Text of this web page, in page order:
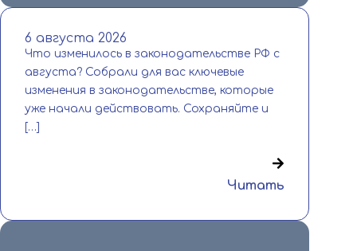
6 августа 2026
Что изменилось в законодательстве РФ с
августа? Собрали для вас ключевые
изменения в законодательстве, которые
уже начали действовать. Сохраняйте и
[…]
Читать